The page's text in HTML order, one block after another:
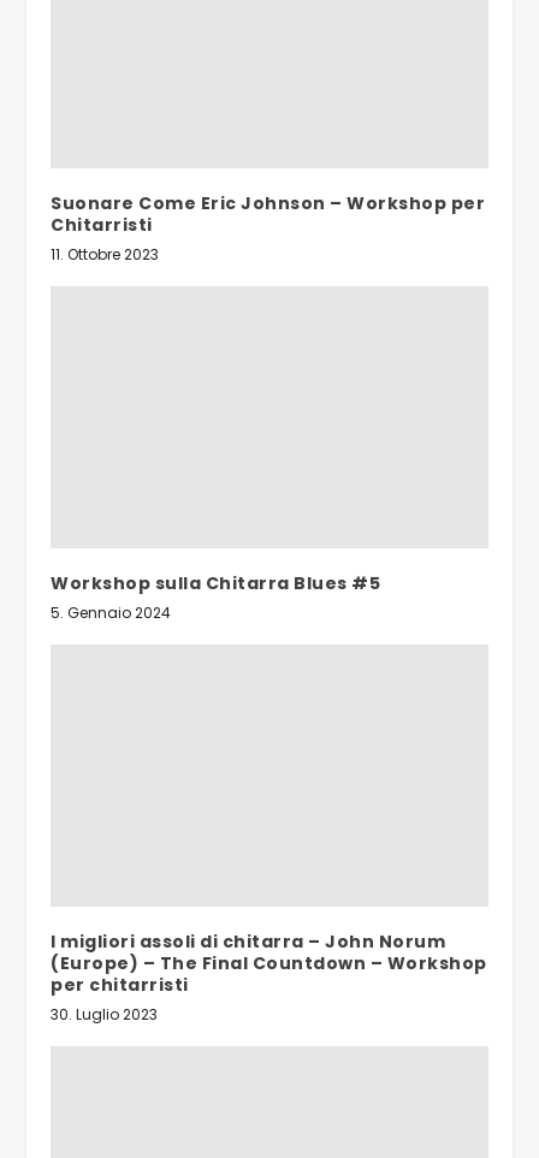
Suonare Come Eric Johnson – Workshop per
Chitarristi
11. Ottobre 2023
Workshop sulla Chitarra Blues #5
5. Gennaio 2024
I migliori assoli di chitarra – John Norum
(Europe) – The Final Countdown – Workshop
per chitarristi
30. Luglio 2023